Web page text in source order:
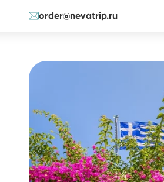
order@nevatrip.ru